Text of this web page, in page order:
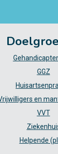
GGZ
en
VVT
Helpende